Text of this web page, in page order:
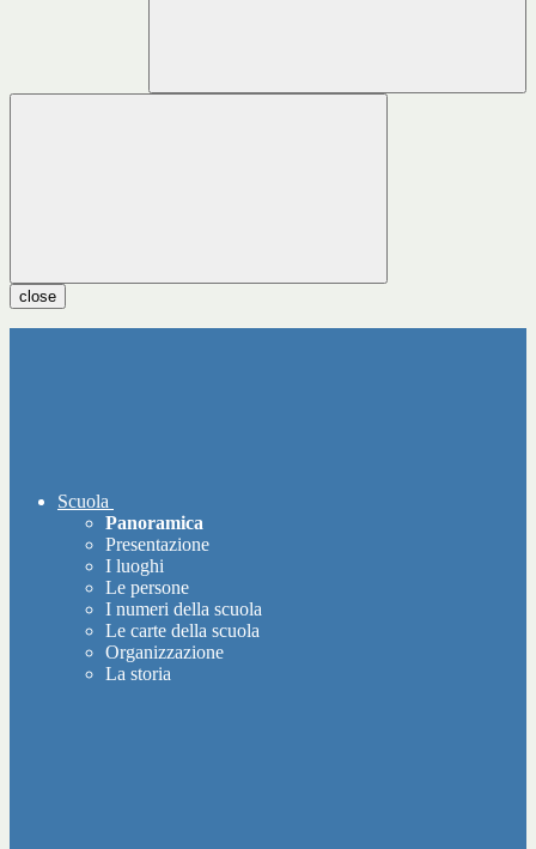
close
Scuola
Panoramica
Presentazione
I luoghi
Le persone
I numeri della scuola
Le carte della scuola
Organizzazione
La storia